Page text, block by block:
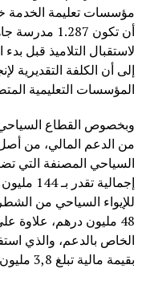
مؤسسات تعليمة الخدمة
أن تكون
إلى أن الكلفة التقديرية
المؤسسات التعليمية المتضررة
السياحي المصنفة التي
للإيواء السياحي من
48 مليون درهم،
الخاص بالدعم، والذي
بقيمة مالية تبلغ 3,8 مليون درهم.